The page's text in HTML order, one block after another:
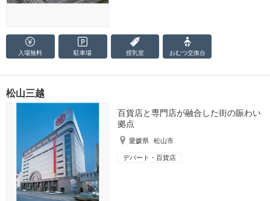
入場無料 駐車場 授乳室 おむつ交換台
松山三越
百貨店と専門店が融合した街の賑わい
拠点
愛媛県 松山市
デパート・百貨店